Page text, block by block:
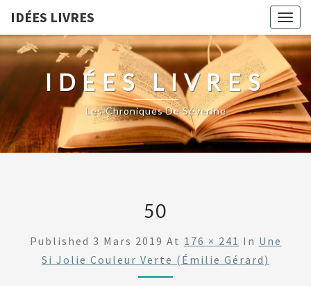
IDÉES LIVRES
IDÉES LIVRES
Les Chroniques De Séverine
50
Published 3 Mars 2019 At 176 × 241 In Une
Si Jolie Couleur Verte (Émilie Gérard)